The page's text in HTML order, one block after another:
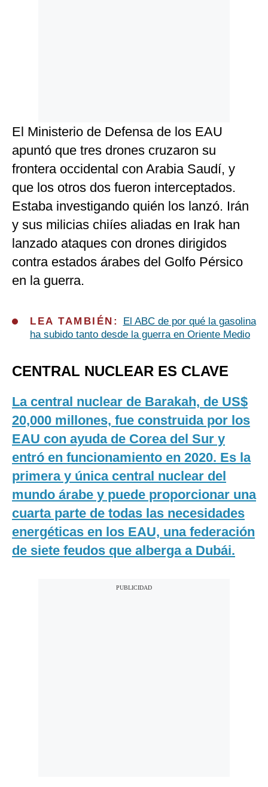
El Ministerio de Defensa de los EAU
apuntó que tres drones cruzaron su
frontera occidental con Arabia Saudí, y
que los otros dos fueron interceptados.
Estaba investigando quién los lanzó. Irán
y sus milicias chiíes aliadas en Irak han
lanzado ataques con drones dirigidos
contra estados árabes del Golfo Pérsico
en la guerra.
LEA TAMBIÉN:
El ABC de por qué la gasolina
ha subido tanto desde la guerra en Oriente Medio
CENTRAL NUCLEAR ES CLAVE
La central nuclear de Barakah, de US$
20,000 millones, fue construida por los
EAU con ayuda de Corea del Sur y
entró en funcionamiento en 2020. Es la
primera y única central nuclear del
mundo árabe y puede proporcionar una
cuarta parte de todas las necesidades
energéticas en los EAU, una federación
de siete feudos que alberga a Dubái.